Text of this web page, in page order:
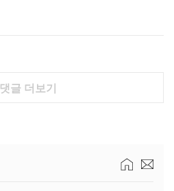
댓글 더보기